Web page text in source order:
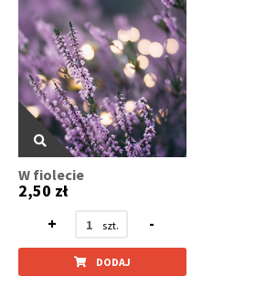
W fiolecie
2,50 zł
+
-
DODAJ